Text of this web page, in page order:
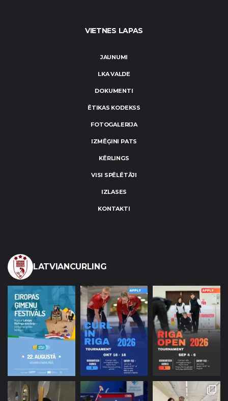
VIETNES LAPAS
JAUNUMI
LKA VALDE
DOKUMENTI
ĒTIKAS KODEKSS
FOTOGALERIJA
IZMĒĢINI PATS
KĒRLINGS
VISI SPĒLĒTĀJI
IZLASES
KONTAKTI
LATVIANCURLING